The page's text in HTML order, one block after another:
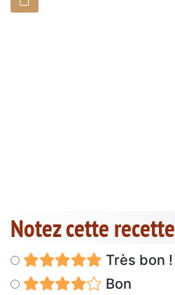
Notez cette recette
Très bon !
Bon